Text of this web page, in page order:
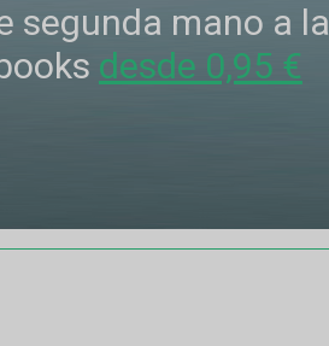
segunda mano a la
desde 0,95 €